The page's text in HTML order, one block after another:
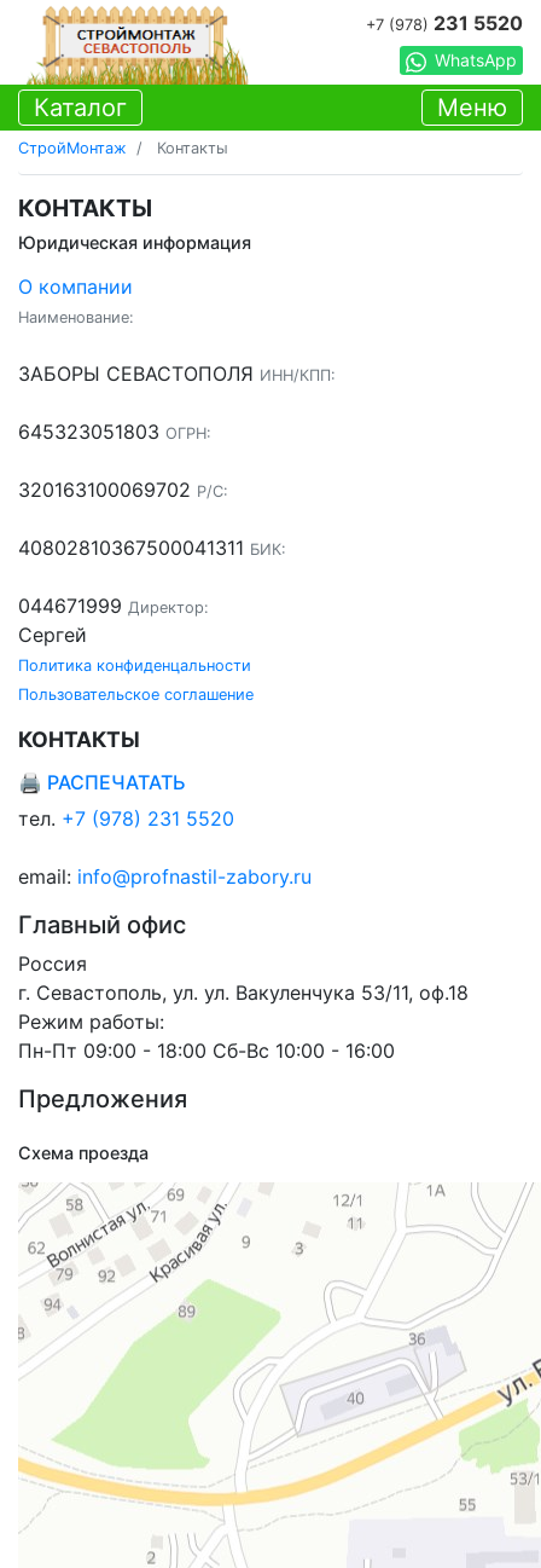
+7 (978) 231 5520
WhatsApp
Каталог Меню
СтройМонтаж Контакты
КОНТАКТЫ
Юридическая информация
О компании
Наименование:
ЗАБОРЫ СЕВАСТОПОЛЯ ИНН/КПП:
645323051803 ОГРН:
320163100069702 Р/С:
40802810367500041311 БИК:
044671999 Директор:
Сергей
Политика конфиденцальности
Пользовательское соглашение
КОНТАКТЫ
🖨 РАСПЕЧАТАТЬ
тел. +7 (978) 231 5520
email: info@profnastil-zabory.ru
Главный офис
Россия
г. Севастополь, ул. ул. Вакуленчука 53/11, оф.18
Режим работы:
Пн-Пт 09:00 - 18:00 Сб-Вс 10:00 - 16:00
Предложения
Схема проезда